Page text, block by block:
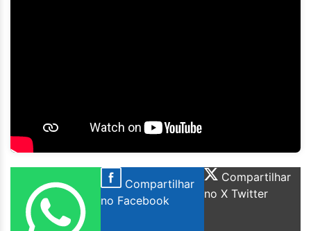
Compartilhar
no Facebook
Compartilhar
no X Twitter